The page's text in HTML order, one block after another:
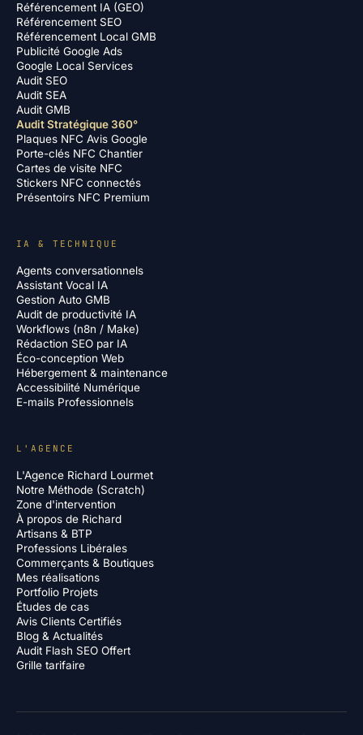
Référencement IA (GEO)
Référencement SEO
Référencement Local GMB
Publicité Google Ads
Google Local Services
Audit SEO
Audit SEA
Audit GMB
Audit Stratégique 360°
Plaques NFC Avis Google
Porte-clés NFC Chantier
Cartes de visite NFC
Stickers NFC connectés
Présentoirs NFC Premium
IA & TECHNIQUE
Agents conversationnels
Assistant Vocal IA
Gestion Auto GMB
Audit de productivité IA
Workflows (n8n / Make)
Rédaction SEO par IA
Éco-conception Web
Hébergement & maintenance
Accessibilité Numérique
E-mails Professionnels
L'AGENCE
L'Agence Richard Lourmet
Notre Méthode (Scratch)
Zone d'intervention
À propos de Richard
Artisans & BTP
Professions Libérales
Commerçants & Boutiques
Mes réalisations
Portfolio Projets
Études de cas
Avis Clients Certifiés
Blog & Actualités
Audit Flash SEO Offert
Grille tarifaire